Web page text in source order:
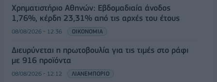
Χρηματιστήριο Αθηνών: Εβδομαδιαία άνοδος
1,76%, κέρδη 23,31% από τις αρχές του έτους
08/08/2026 - 12:36 ΟΙΚΟΝΟΜΙΑ
Διευρύνεται η πρωτοβουλία για τις τιμές στο ράφι
με 916 προϊόντα
08/08/2026 - 12:12 ΛΙΑΝΕΜΠΟΡΙΟ